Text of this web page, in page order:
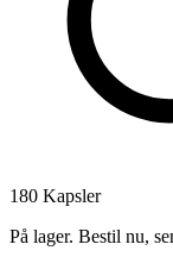
180 Kapsler
På lager. Bestil nu,